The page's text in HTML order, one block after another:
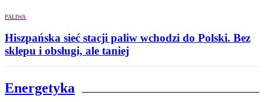
PALIWA
Hiszpańska sieć stacji paliw wchodzi do Polski. Bez
sklepu i obsługi, ale taniej
Energetyka